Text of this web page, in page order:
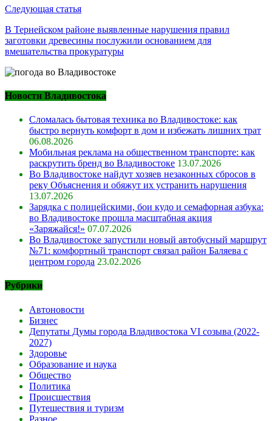
Следующая статья
В Тернейском районе выявленные нарушения правил
заготовки древесины послужили основанием для
вмешательства прокуратуры
Новости Владивостока
Сломалась бытовая техника во Владивостоке: как
быстро вернуть комфорт в дом и избежать лишних трат
06.08.2026
Мобильная реклама на общественном транспорте: как
раскрутить бренд во Владивостоке 13.07.2026
Во Владивостоке найдут хозяев незаконных сбросов в
реку Объяснения и обяжут их устранить нарушения
13.07.2026
Зарядка с полицейскими, бои кудо и семафорная азбука:
во Владивостоке прошла масштабная акция
«Заряжайся!» 07.07.2026
Во Владивостоке запустили новый автобусный маршрут
№71: комфортный транспорт связал район Баляева с
центром города 23.02.2026
Рубрики
Автоновости
Бизнес
Депутаты Думы города Владивостока VI созыва (2022-
2027)
Здоровье
Образование и наука
Общество
Политика
Происшествия
Путешествия и туризм
Разное